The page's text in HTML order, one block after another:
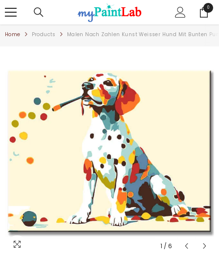
00
Artikel
Home Products Malen Nach Zahlen Kunst Weisser Hund Mit Bunten
1 / 6